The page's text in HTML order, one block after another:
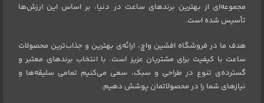
مجموعه‌ای از بهترین برندهای ساعت در دنیا، بر اساس این ارزش‌ها
تأسیس شده است.
هدف ما در فروشگاه افشین واچ، ارائه‌ی بهترین و جذاب‌ترین محصولات
ساعت با کیفیت برای مشتریان عزیز است. با انتخاب برندهای معتبر و
گسترده‌ی تنوع در طراحی و سبک، سعی می‌کنیم تمامی سلیقه‌ها و
نیازهای شما را در محصولاتمان پوشش دهیم.